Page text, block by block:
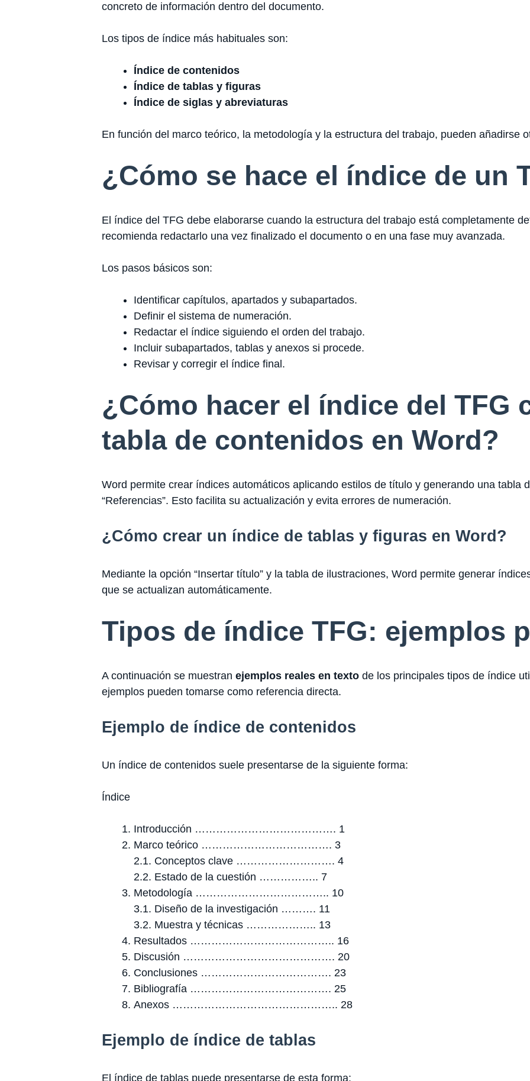
concreto de información dentro del documento.
Los tipos de índice más habituales son:
Índice de contenidos
Índice de tablas y figuras
Índice de siglas y abreviaturas
En función del marco teórico, la metodología y la estructura del trabajo, pueden añadirse
¿Cómo se hace el índice de un
El índice del TFG debe elaborarse cuando la estructura del trabajo está completamente
recomienda redactarlo una vez finalizado el documento o en una fase muy avanzada.
Los pasos básicos son:
Identificar capítulos, apartados y subapartados.
Definir el sistema de numeración.
Redactar el índice siguiendo el orden del trabajo.
Incluir subapartados, tablas y anexos si procede.
Revisar y corregir el índice final.
¿Cómo hacer el índice del TFG
tabla de contenidos en Word?
Word permite crear índices automáticos aplicando estilos de título y generando una tabla
“Referencias”. Esto facilita su actualización y evita errores de numeración.
¿Cómo crear un índice de tablas y figuras en Word?
Mediante la opción “Insertar título” y la tabla de ilustraciones, Word permite generar
que se actualizan automáticamente.
Tipos de índice TFG: ejemplos
A continuación se muestran ejemplos reales en texto de los principales tipos de índice
ejemplos pueden tomarse como referencia directa.
Ejemplo de índice de contenidos
Un índice de contenidos suele presentarse de la siguiente forma:
Índice
Introducción …………………………………. 1
Marco teórico ………………………………. 3
2.1. Conceptos clave ………………………. 4
2.2. Estado de la cuestión …………….. 7
Metodología ……………………………….. 10
3.1. Diseño de la investigación ………. 11
3.2. Muestra y técnicas ……………….. 13
Resultados ………………………………….. 16
Discusión ……………………………………. 20
Conclusiones ………………………………. 23
Bibliografía …………………………………. 25
Anexos ……………………………………….. 28
Ejemplo de índice de tablas
El índice de tablas puede presentarse de esta forma: